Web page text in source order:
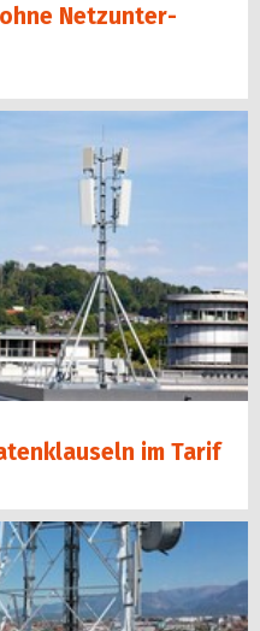
Netz­unter­
im Tarif